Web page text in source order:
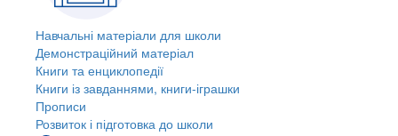
Навчальні матеріали для школи
Демонстраційний матеріал
Книги та енциклопедії
Книги із завданнями, книги-іграшки
Прописи
Розвиток і підготовка до школи